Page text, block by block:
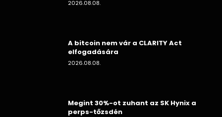
2026.08.08.
A bitcoin nem vár a CLARITY Act
elfogadására
2026.08.08.
Megint 30%-ot zuhant az SK Hynix a
perps-tőzsdén